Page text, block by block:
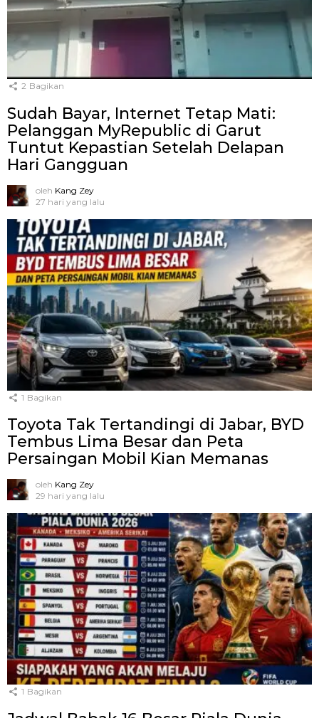
2 Bagikan
Sudah Bayar, Internet Tetap Mati:
Pelanggan MyRepublic di Garut
Tuntut Kepastian Setelah Delapan
Hari Gangguan
oleh Kang Zey
27 hari yang lalu
1 Bagikan
Toyota Tak Tertandingi di Jabar, BYD
Tembus Lima Besar dan Peta
Persaingan Mobil Kian Memanas
oleh Kang Zey
29 hari yang lalu
1 Bagikan